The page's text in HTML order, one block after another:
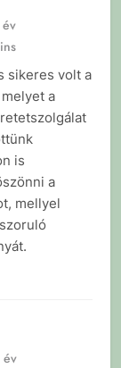
év
sikeres volt a
a
is
a
mellyel